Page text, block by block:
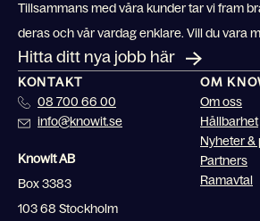
Tillsammans med våra kunder tar vi fram
deras och vår vardag enklare. Vill du vara
Hitta ditt nya jobb här
KONTAKT
08 700 66 00
info@knowit.se
Knowit AB
Box 3383
103 68 Stockholm
OM
Om oss
Hållbarhet
Nyheter &
Partners
Ramavtal